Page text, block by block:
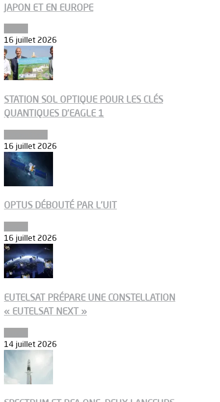
JAPON ET EN EUROPE
16 juillet 2026
STATION SOL OPTIQUE POUR LES CLÉS
QUANTIQUES D’EAGLE 1
16 juillet 2026
OPTUS DÉBOUTÉ PAR L’UIT
16 juillet 2026
EUTELSAT PRÉPARE UNE CONSTELLATION
« EUTELSAT NEXT »
14 juillet 2026